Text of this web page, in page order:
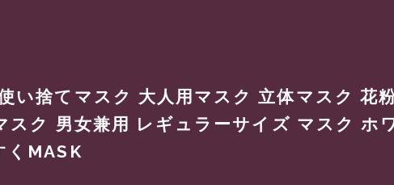
い捨てマスク 大人用マスク 立体マスク 花
スク 男女兼用 レギュラーサイズ マスク ホ
くMASK